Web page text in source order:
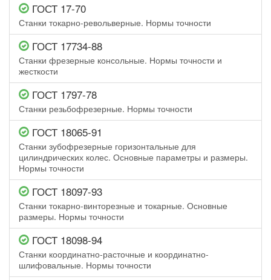
ГОСТ 17-70
Станки токарно-револьверные. Нормы точности
ГОСТ 17734-88
Станки фрезерные консольные. Нормы точности и
жесткости
ГОСТ 1797-78
Станки резьбофрезерные. Нормы точности
ГОСТ 18065-91
Станки зубофрезерные горизонтальные для
цилиндрических колес. Основные параметры и размеры.
Нормы точности
ГОСТ 18097-93
Станки токарно-винторезные и токарные. Основные
размеры. Нормы точности
ГОСТ 18098-94
Станки координатно-расточные и координатно-
шлифовальные. Нормы точности